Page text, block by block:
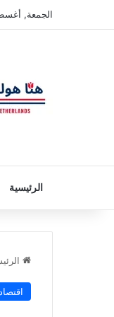
الجمعة, أغسطس 7
الرئيسية
اقتصاد